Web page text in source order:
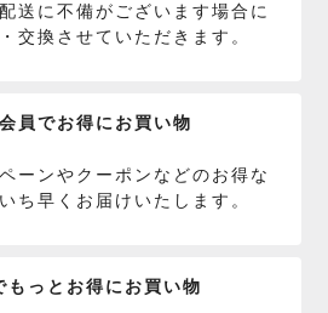
送に不備がございます場合に
交換させていただきます。
員でお得にお買い物
ーンやクーポンなどのお得な
ち早くお届けいたします。
もっとお得にお買い物